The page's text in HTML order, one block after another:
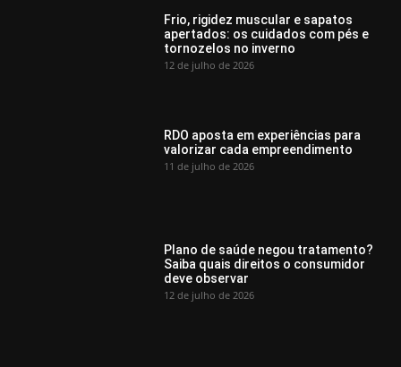
Frio, rigidez muscular e sapatos
apertados: os cuidados com pés e
tornozelos no inverno
12 de julho de 2026
RDO aposta em experiências para
valorizar cada empreendimento
11 de julho de 2026
Plano de saúde negou tratamento?
Saiba quais direitos o consumidor
deve observar
12 de julho de 2026